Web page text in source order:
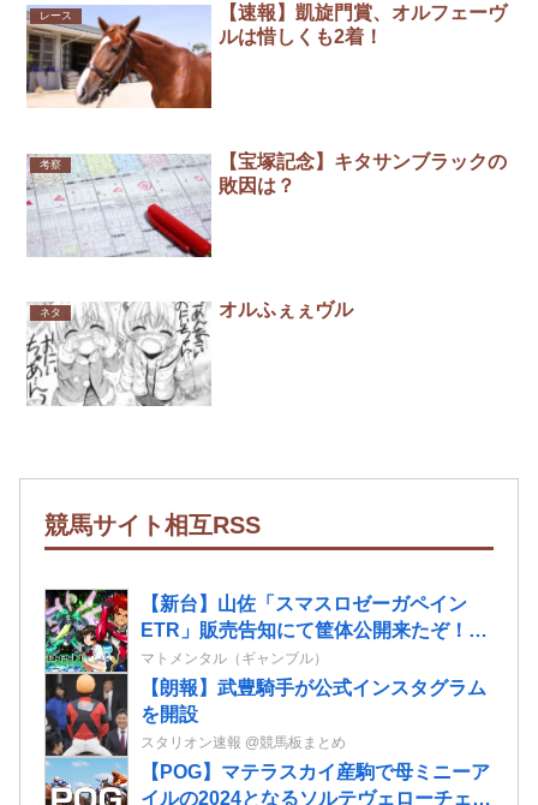
レース
【速報】凱旋門賞、オルフェーヴ
ルは惜しくも2着！
考察
【宝塚記念】キタサンブラックの
敗因は？
ネタ オルふぇぇヴル
競馬サイト相互RSS
【新台】山佐「スマスロゼーガペイン
ETR」販売告知にて筐体公開来たぞ！次
世代ゼーガシステム起動！！！
マトメンタル（ギャンブル）
【朗報】武豊騎手が公式インスタグラム
を開設
スタリオン速報 @競馬板まとめ
【POG】マテラスカイ産駒で母ミニーア
イルの2024となるソルテヴェローチェの